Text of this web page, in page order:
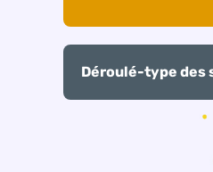
Déroulé-type des